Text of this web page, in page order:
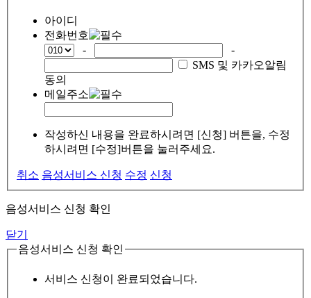
아이디
전화번호
-
-
SMS 및 카카오알림
동의
메일주소
작성하신 내용을 완료하시려면 [신청] 버튼을, 수정
하시려면 [수정]버튼을 눌러주세요.
취소 음성서비스 신청 수정 신청
음성서비스 신청 확인
닫기
음성서비스 신청 확인
서비스 신청이 완료되었습니다.